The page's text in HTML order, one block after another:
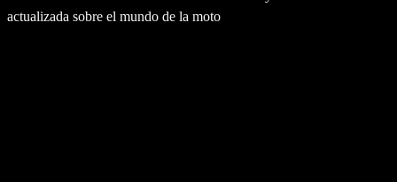
actualizada sobre el mundo de la moto